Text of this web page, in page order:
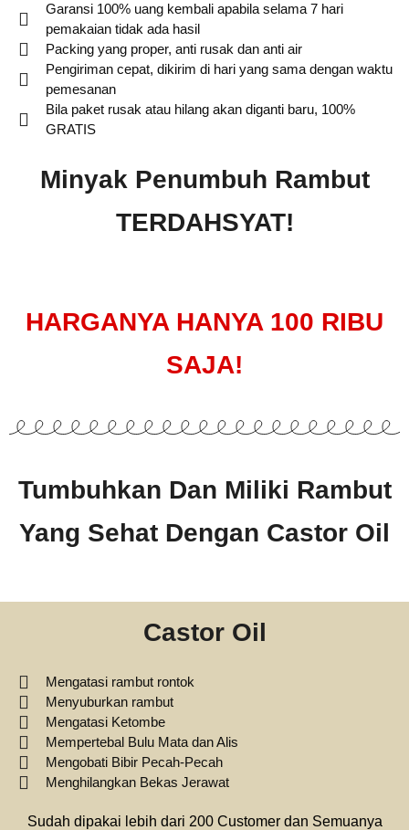
Garansi 100% uang kembali apabila selama 7 hari
pemakaian tidak ada hasil
Packing yang proper, anti rusak dan anti air
Pengiriman cepat, dikirim di hari yang sama dengan waktu
pemesanan
Bila paket rusak atau hilang akan diganti baru, 100%
GRATIS
Minyak Penumbuh Rambut
TERDAHSYAT!
HARGANYA HANYA 100 RIBU
SAJA!
Tumbuhkan Dan Miliki Rambut
Yang Sehat Dengan Castor Oil
Castor Oil
Mengatasi rambut rontok
Menyuburkan rambut
Mengatasi Ketombe
Mempertebal Bulu Mata dan Alis
Mengobati Bibir Pecah-Pecah
Menghilangkan Bekas Jerawat
Sudah dipakai lebih dari 200 Customer dan Semuanya